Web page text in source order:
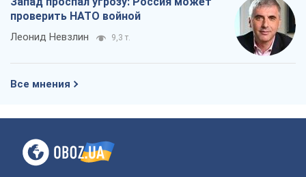
проверить НАТО войной
Леонид Невзлин 9,3 т.
Все мнения